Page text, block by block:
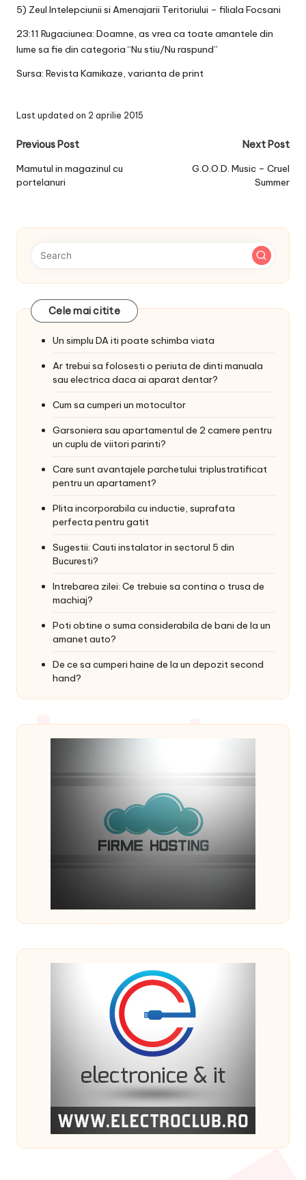
5) Zeul Intelepciunii si Amenajarii Teritoriului – filiala Focsani
23:11 Rugaciunea: Doamne, as vrea ca toate amantele din
lume sa fie din categoria “Nu stiu/Nu raspund”
Sursa: Revista Kamikaze, varianta de print
Last updated on 2 aprilie 2015
Post
navigation
Previous Post
Mamutul in magazinul cu
portelanuri
Next Post
G.O.O.D. Music – Cruel
Summer
Cele mai citite
Un simplu DA iti poate schimba viata
Ar trebui sa folosesti o periuta de dinti manuala
sau electrica daca ai aparat dentar?
Cum sa cumperi un motocultor
Garsoniera sau apartamentul de 2 camere pentru
un cuplu de viitori parinti?
Care sunt avantajele parchetului triplustratificat
pentru un apartament?
Plita incorporabila cu inductie, suprafata
perfecta pentru gatit
Sugestii: Cauti instalator in sectorul 5 din
Bucuresti?
Intrebarea zilei: Ce trebuie sa contina o trusa de
machiaj?
Poti obtine o suma considerabila de bani de la un
amanet auto?
De ce sa cumperi haine de la un depozit second
hand?